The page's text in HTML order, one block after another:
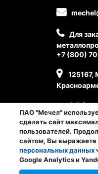
Личный
© ПАО
Для
+7 (800)
125167,
ПАО "Мечел"
сделать сайт
пользователей.
сайтом, Вы выражаете
персональных данных
Google Analytics и